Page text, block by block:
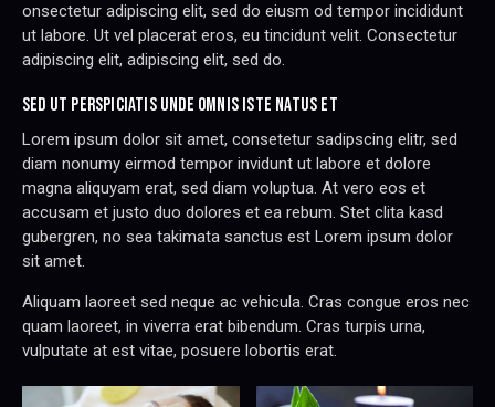
onsectetur adipiscing elit, sed do eiusm od tempor incididunt
ut labore. Ut vel placerat eros, eu tincidunt velit. Consectetur
adipiscing elit, adipiscing elit, sed do.
SED UT PERSPICIATIS UNDE OMNIS ISTE NATUS ET
Lorem ipsum dolor sit amet, consetetur sadipscing elitr, sed
diam nonumy eirmod tempor invidunt ut labore et dolore
magna aliquyam erat, sed diam voluptua. At vero eos et
accusam et justo duo dolores et ea rebum. Stet clita kasd
gubergren, no sea takimata sanctus est Lorem ipsum dolor
sit amet.
Aliquam laoreet sed neque ac vehicula. Cras congue eros nec
quam laoreet, in viverra erat bibendum. Cras turpis urna,
vulputate at est vitae, posuere lobortis erat.